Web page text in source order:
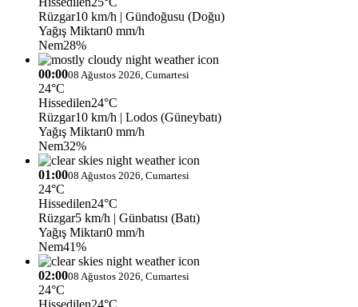
Rüzgar10 km/h | Gündoğusu (Doğu)
Yağış Miktarı0 mm/h
Nem28%
00:0008 Ağustos 2026, Cumartesi
24°C
Hissedilen24°C
Rüzgar10 km/h | Lodos (Güneybatı)
Yağış Miktarı0 mm/h
Nem32%
01:0008 Ağustos 2026, Cumartesi
24°C
Hissedilen24°C
Rüzgar5 km/h | Günbatısı (Batı)
Yağış Miktarı0 mm/h
Nem41%
02:0008 Ağustos 2026, Cumartesi
24°C
Hissedilen24°C